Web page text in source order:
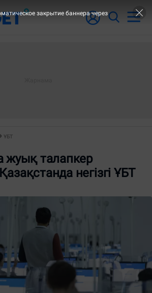
ҰБТ
жуық талапкер
негізгі ҰБТ
закрытие баннера через